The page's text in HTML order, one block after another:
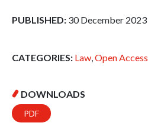
PUBLISHED: 30 December 2023
CATEGORIES: Law,Open Access
DOWNLOADS
PDF